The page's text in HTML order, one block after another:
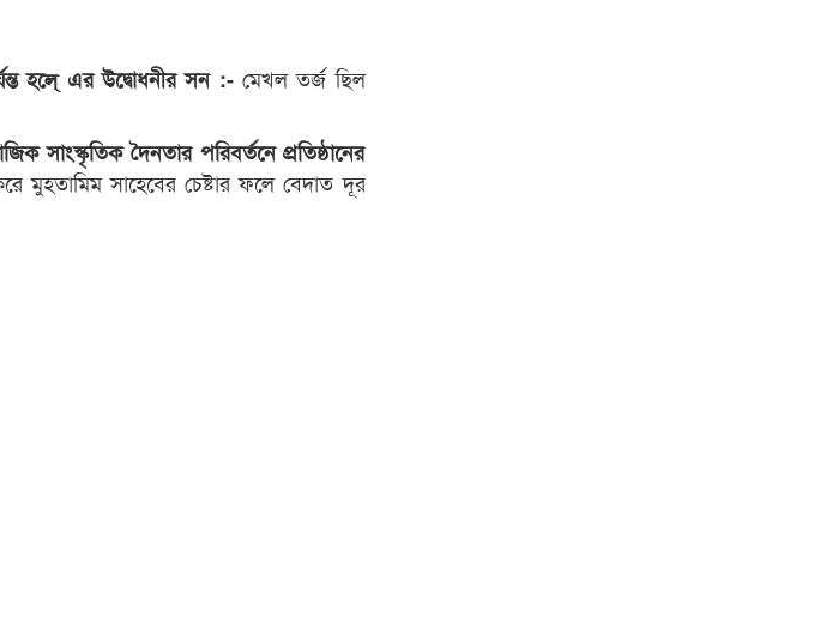
হলে্ এর উদ্বোধনীর সন :- মেখল তর্জ ছিল
সাংস্কৃতিক দৈনতার পরিবর্তনে প্রতিষ্ঠানের
মুহতামিম সাহেবের চেষ্টার ফলে বেদাত দূর